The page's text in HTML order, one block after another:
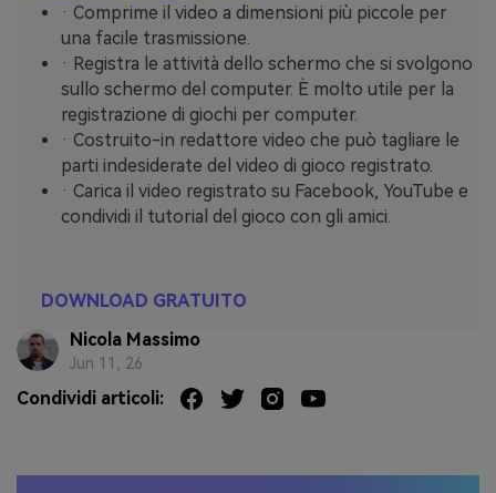
· Comprime il video a dimensioni più piccole per
una facile trasmissione.
· Registra le attività dello schermo che si svolgono
sullo schermo del computer. È molto utile per la
registrazione di giochi per computer.
· Costruito-in redattore video che può tagliare le
parti indesiderate del video di gioco registrato.
· Carica il video registrato su Facebook, YouTube e
condividi il tutorial del gioco con gli amici.
DOWNLOAD GRATUITO
Nicola Massimo
Jun 11, 26
Condividi articoli: